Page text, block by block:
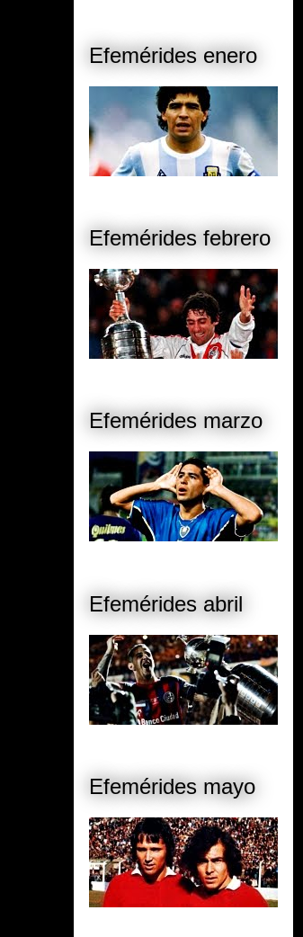
Efemérides enero
Efemérides febrero
Efemérides marzo
Efemérides abril
Efemérides mayo